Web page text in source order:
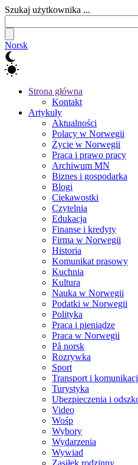
Szukaj użytkownika ...
Norsk
Strona główna
Kontakt
Artykuły
Aktualności
Polacy w Norwegii
Życie w Norwegii
Praca i prawo pracy
Archiwum MN
Biznes i gospodarka
Blogi
Ciekawostki
Czytelnia
Edukacja
Finanse i kredyty
Firma w Norwegii
Historia
Komunikat prasowy
Kuchnia
Kultura
Nauka w Norwegii
Podatki w Norwegii
Polityka
Praca i pieniądze
Praca w Norwegii
På norsk
Rozrywka
Sport
Transport i
Turystyka
Ubezpieczenia i
Video
Wośp
Wybory
Wydarzenia
Wywiad
Zasiłek rodzinny